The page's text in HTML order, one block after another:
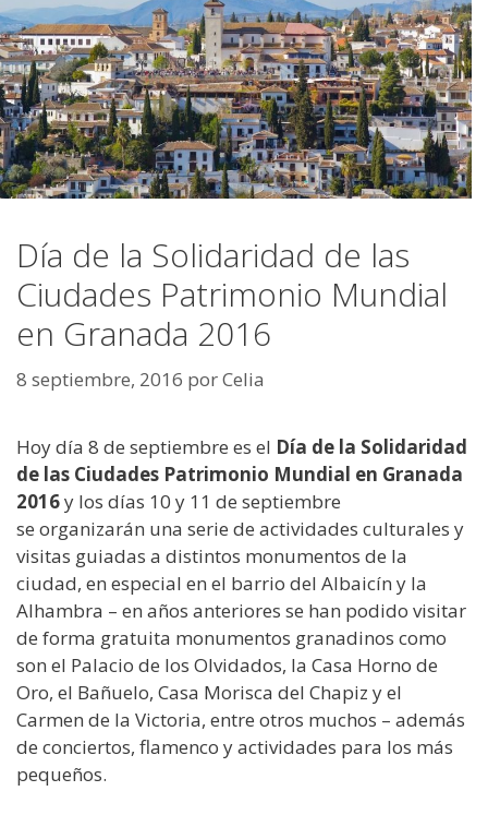
Día de la Solidaridad de las
Ciudades Patrimonio Mundial
en Granada 2016
8 septiembre, 2016 porCelia
Hoy día 8 de septiembre es el Día de la Solidaridad
de las Ciudades Patrimonio Mundial en Granada
2016y los días 10 y 11 de septiembre
se organizarán una serie de actividades culturales y
visitas guiadas a distintos monumentos de la
ciudad, en especial en el barrio del Albaicín y la
Alhambra – en años anteriores se han podido visitar
de forma gratuita monumentos granadinos como
son el Palacio de los Olvidados, la Casa Horno de
Oro, el Bañuelo, Casa Morisca del Chapiz y el
Carmen de la Victoria, entre otros muchos – además
de conciertos, flamenco y actividades para los más
pequeños.